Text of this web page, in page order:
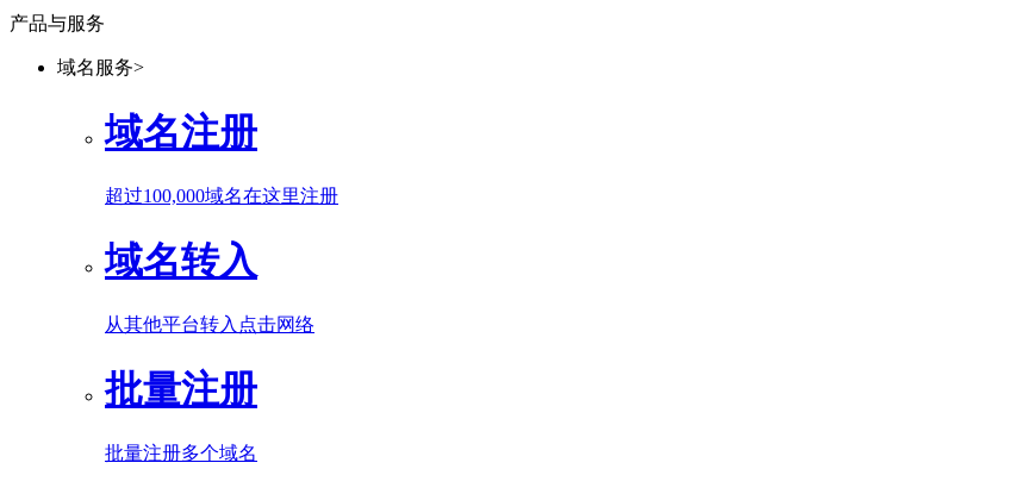
产品与服务
域名服务>
域名注册
超过100,000域名在这里注册
域名转入
从其他平台转入点击网络
批量注册
批量注册多个域名